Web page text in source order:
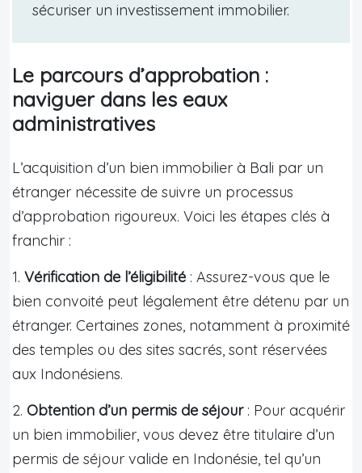
sécuriser un investissement immobilier.
Le parcours d’approbation :
naviguer dans les eaux
administratives
L’acquisition d’un bien immobilier à Bali par un
étranger nécessite de suivre un processus
d’approbation rigoureux. Voici les étapes clés à
franchir :
1. Vérification de l’éligibilité : Assurez-vous que le
bien convoité peut légalement être détenu par un
étranger. Certaines zones, notamment à proximité
des temples ou des sites sacrés, sont réservées
aux Indonésiens.
2. Obtention d’un permis de séjour: Pour acquérir
un bien immobilier, vous devez être titulaire d’un
permis de séjour valide en Indonésie, tel qu’un